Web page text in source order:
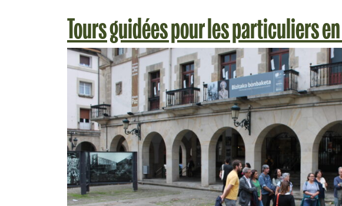
Tours guidées pour les particuliers